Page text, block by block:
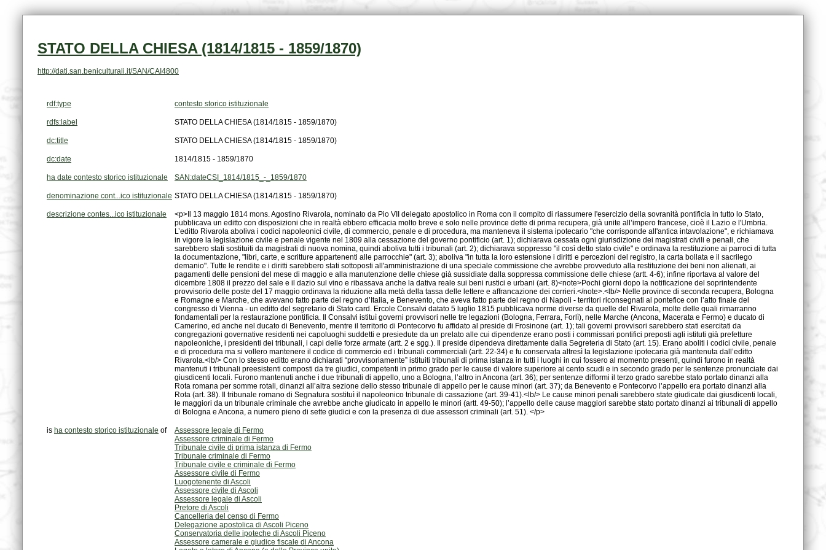
STATO DELLA CHIESA (1814/1815 - 1859/1870)
http://dati.san.beniculturali.it/SAN/CAI4800
rdf:type contesto storico istituzionale
rdfs:label STATO DELLA CHIESA (1814/1815 - 1859/1870)
dc:title STATO DELLA CHIESA (1814/1815 - 1859/1870)
dc:date 1814/1815 - 1859/1870
ha date contesto storico istituzionale SAN:dateCSI_1814/1815_-_1859/1870
denominazione cont...ico istituzionale STATO DELLA CHIESA (1814/1815 - 1859/1870)
descrizione contes...ico istituzionale
di Bologna e Ancona, a numero pieno di sette giudici e con la presenza di due assessori criminali (art. 51). </p>
is ha contesto storico istituzionale of
Assessore legale di Fermo
Assessore criminale di Fermo
Tribunale civile di prima istanza di Fermo
Tribunale criminale di Fermo
Tribunale civile e criminale di Fermo
Assessore civile di Fermo
Luogotenente di Ascoli
Assessore civile di Ascoli
Assessore legale di Ascoli
Pretore di Ascoli
Cancelleria del censo di Fermo
Delegazione apostolica di Ascoli Piceno
Conservatoria delle ipoteche di Ascoli Piceno
Assessore camerale e giudice fiscale di Ancona